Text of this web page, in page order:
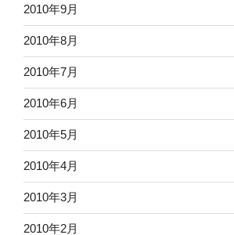
2010年9月
2010年8月
2010年7月
2010年6月
2010年5月
2010年4月
2010年3月
2010年2月